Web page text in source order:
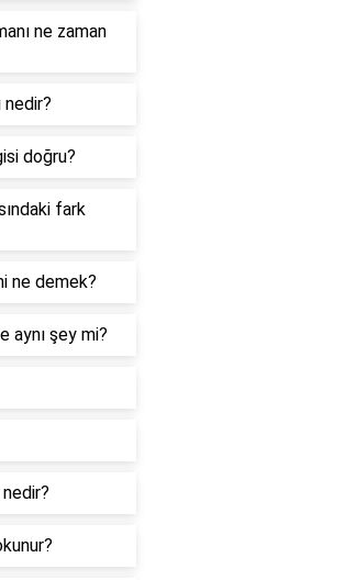
ne zaman
nedir?
doğru?
fark
ne demek?
aynı şey mi?
nedir?